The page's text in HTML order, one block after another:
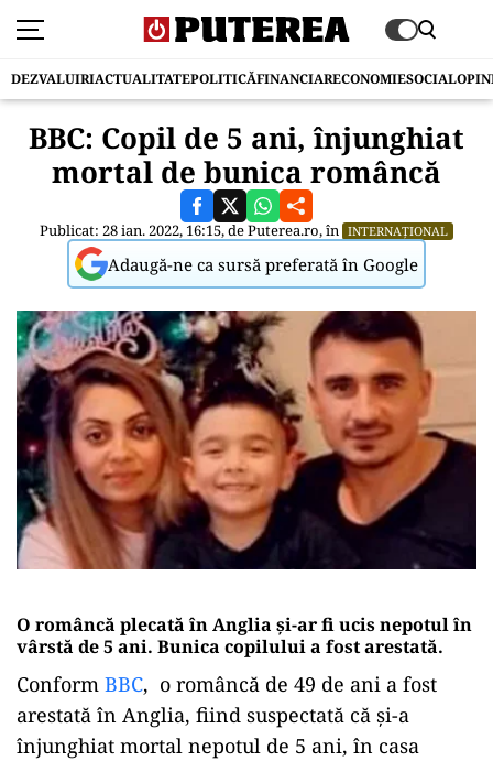
DEZVALUIRIACTUALITATEPOLITICĂFINANCIARECONOMIESOCIAL
BBC: Copil de 5 ani, înjunghiat
mortal de bunica româncă
Publicat: 28 ian. 2022, 16:15, dePuterea.ro, în INTERNAȚIONAL
Adaugă-ne ca sursă preferată în Google
O româncă plecată în Anglia și-ar fi ucis nepotul în
vârstă de 5 ani. Bunica copilului a fost arestată.
Conform BBC, o româncă de 49 de ani a fost
arestată în Anglia, fiind suspectată că și-a
înjunghiat mortal nepotul de 5 ani, în casa